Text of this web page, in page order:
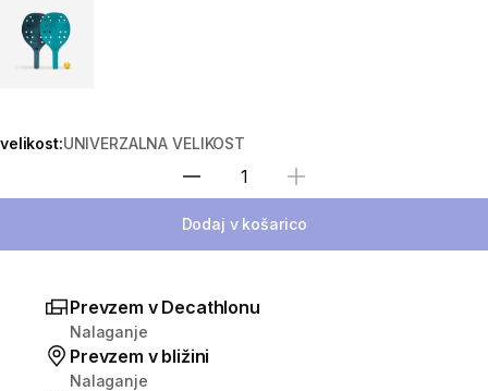
velikost:UNIVERZALNA VELIKOST
Izberite količino
Dodaj v košarico
Prevzem v Decathlonu
Nalaganje
Prevzem v bližini
Nalaganje